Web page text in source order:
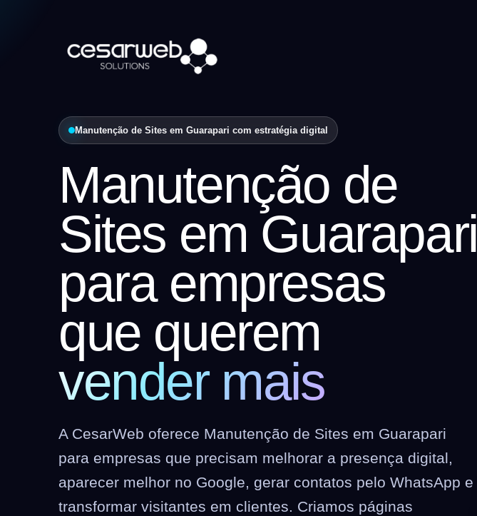
Manutenção de Sites em Guarapari com estratégia digital
Manutenção de
Sites em Guarapari
para empresas
que querem
vender mais
A CesarWeb oferece Manutenção de Sites em Guarapari
para empresas que precisam melhorar a presença digital,
aparecer melhor no Google, gerar contatos pelo WhatsApp e
transformar visitantes em clientes. Criamos páginas